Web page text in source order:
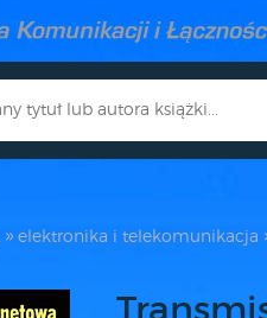
elektronika i telekomunikacja